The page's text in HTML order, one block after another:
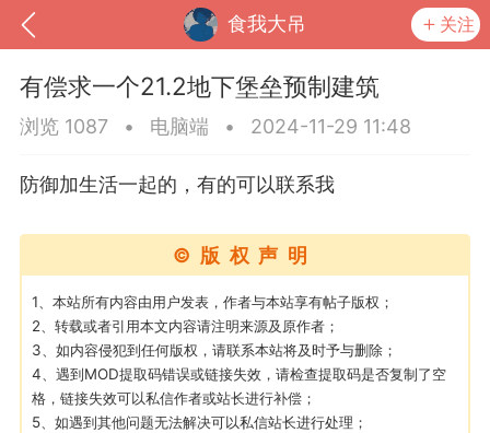
食我大吊 关注
我的钱包 道具 排行榜
有偿求一个21.2地下堡垒预制建筑
浏览 1087 • 电脑端 • 2024-11-29 11:48
防御加生活一起的，有的可以联系我
©版权声明
1、本站所有内容由用户发表，作者与本站享有帖子版权；
2、转载或者引用本文内容请注明来源及原作者；
3、如内容侵犯到任何版权，请联系本站将及时予与删除；
4、遇到MOD提取码错误或链接失效，请检查提取码是否复制了空
格，链接失效可以私信作者或站长进行补偿；
5、如遇到其他问题无法解决可以私信站长进行处理；